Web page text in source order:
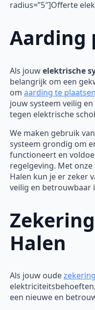
radius=”5″]Offerte
Aarding
Als jouwelektrische
belangrijk om een
om aarding te plaatsen
jouw systeem veilig
tegen elektrische
We maken gebruik
systeem grondig om
functioneert en
regelgeving. Met
Halen kun je er zeker
veilig en betrouwbaar
Halen
Als jouw oude
een nieuwe en